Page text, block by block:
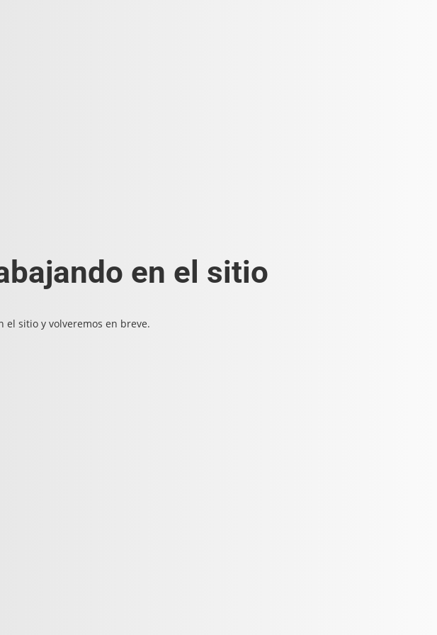
en el sitio
el sitio y volveremos en breve.